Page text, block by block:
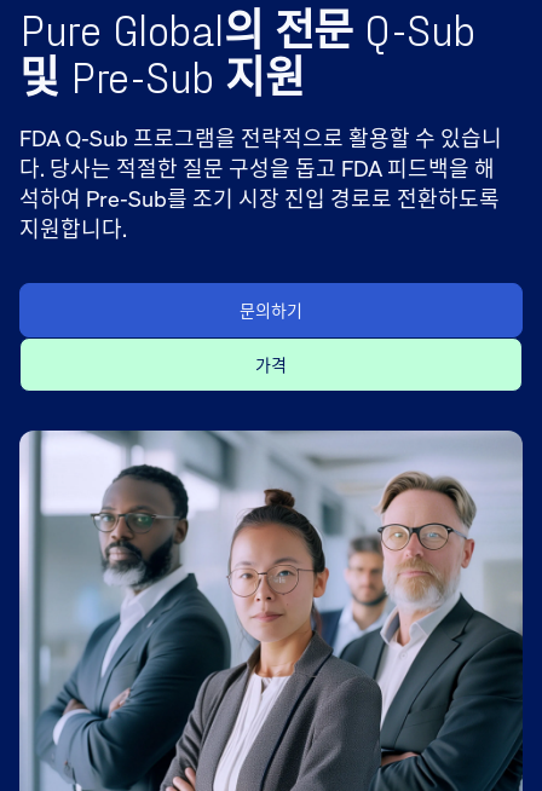
Pure Global의 전문 Q-Sub
및 Pre-Sub 지원
FDA Q-Sub 프로그램을 전략적으로 활용할 수 있습니
다. 당사는 적절한 질문 구성을 돕고 FDA 피드백을 해
석하여 Pre-Sub를 조기 시장 진입 경로로 전환하도록
지원합니다.
문의하기
가격